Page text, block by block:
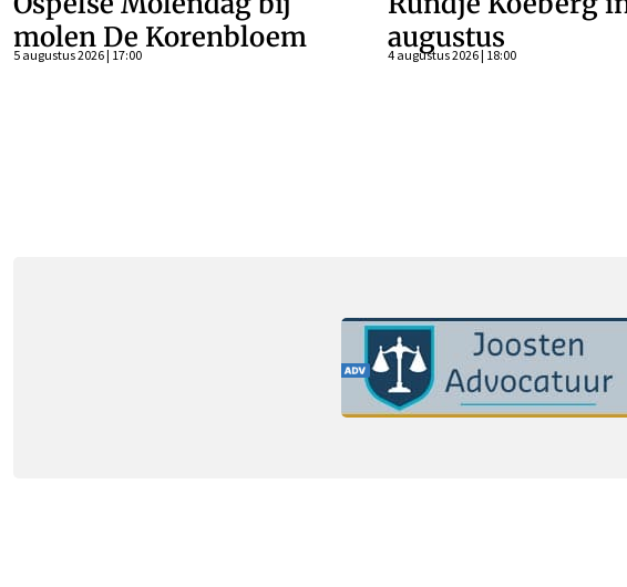
molen De Korenbloem
5 augustus 2026 | 17:00
augustus
4 augustus 2026 | 18:00